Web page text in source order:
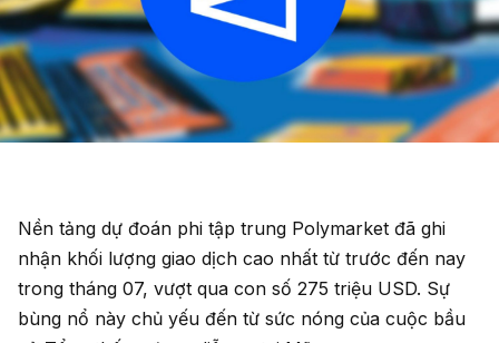
Nền tảng dự đoán phi tập trung Polymarket đã ghi
nhận khối lượng giao dịch cao nhất từ trước đến nay
trong tháng 07, vượt qua con số 275 triệu USD. Sự
bùng nổ này chủ yếu đến từ sức nóng của cuộc bầu